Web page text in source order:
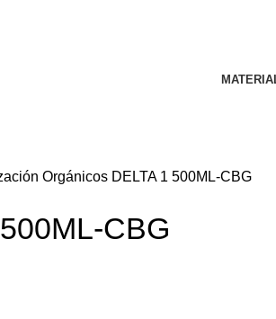
Orgánicos DELTA 1 500ML-CBG
CBG